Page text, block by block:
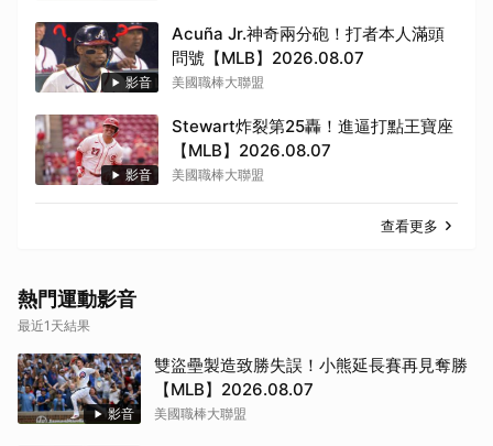
影音
Acuña Jr.神奇兩分砲！打者本人滿頭
問號【MLB】2026.08.07
美國職棒大聯盟
影音
Stewart炸裂第25轟！進逼打點王寶座
【MLB】2026.08.07
美國職棒大聯盟
查看更多
熱門運動影音
最近1天結果
影音
雙盜壘製造致勝失誤！小熊延長賽再見奪勝
【MLB】2026.08.07
美國職棒大聯盟